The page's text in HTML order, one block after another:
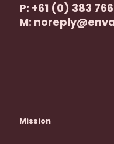
P: +61 (0) 383
M:
Mission